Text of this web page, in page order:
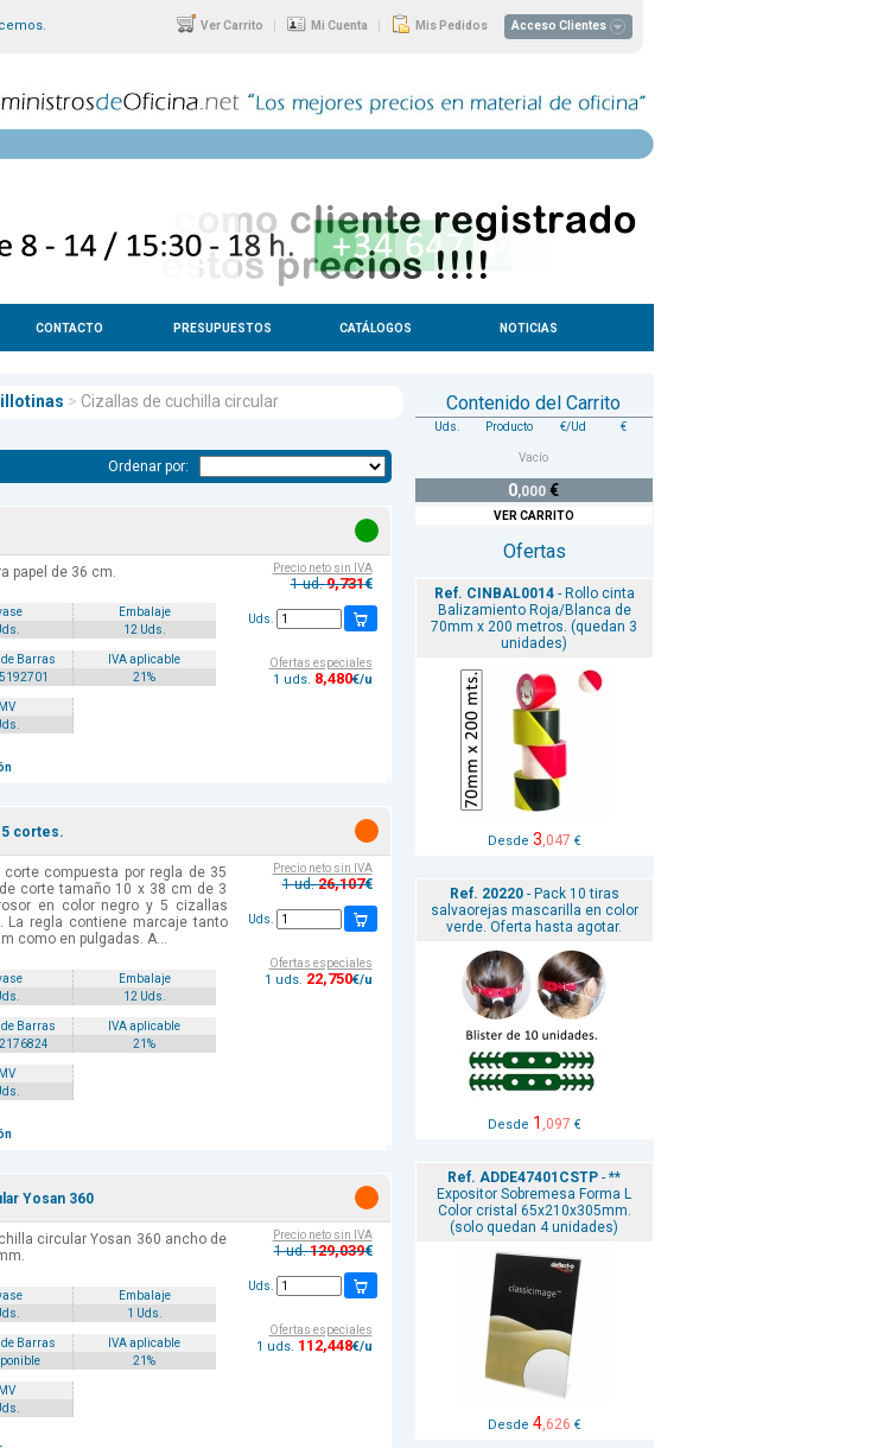
Ver Carrito | Mi Cuenta | Mis Pedidos Acceso Clientes
CONTACTO PRESUPUESTOS CATÁLOGOS NOTICIAS
> Cizallas de cuchilla circular
Ordenar por:
papel de 36 cm.
Embalaje
12 Uds.
Barras
IVA aplicable
21%
Precio neto sin IVA
1 ud.9,731€
Uds.
Ofertas especiales
1 uds. 8,480€/u
5 cortes.
corte compuesta por regla de 35
corte tamaño 10 x 38 cm de 3
en color negro y 5 cizallas
La regla contiene marcaje tanto
como en pulgadas. A...
Embalaje
12 Uds.
Barras
IVA aplicable
21%
Precio neto sin IVA
1 ud.26,107€
Uds.
Ofertas especiales
1 uds. 22,750€/u
Yosan 360
circular Yosan 360 ancho de
Embalaje
1 Uds.
Barras
IVA aplicable
21%
Precio neto sin IVA
1 ud.129,039€
Uds.
Ofertas especiales
1 uds. 112,448€/u
Contenido del Carrito
Uds. Producto €/Ud €
Vacío
0,000 €
VER CARRITO
Ofertas
Ref. CINBAL0014- Rollo cinta
Balizamiento Roja/Blanca de
70mm x 200 metros. (quedan 3
unidades)
Desde 3,047 €
Ref. 20220- Pack 10 tiras
salvaorejas mascarilla en color
verde. Oferta hasta agotar.
Desde 1 ,097 €
Ref. ADDE47401CSTP - **
Expositor Sobremesa Forma L
Color cristal 65x210x305mm.
(solo quedan 4 unidades)
Desde 4,626 €